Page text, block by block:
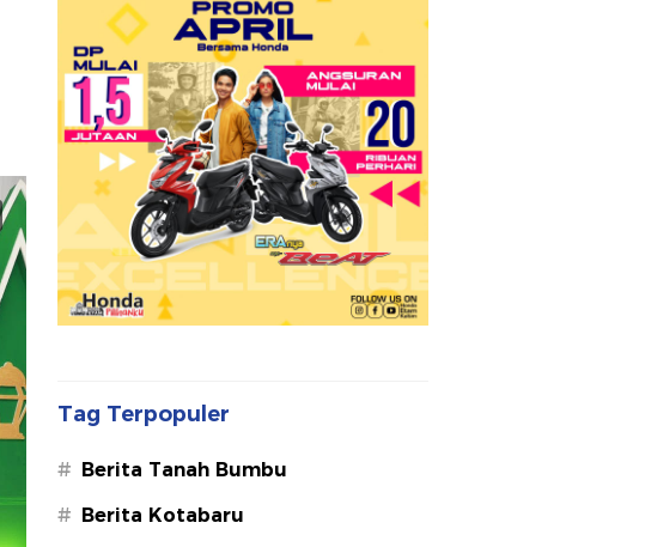
Tag Terpopuler
# Berita Tanah Bumbu
# Berita Kotabaru